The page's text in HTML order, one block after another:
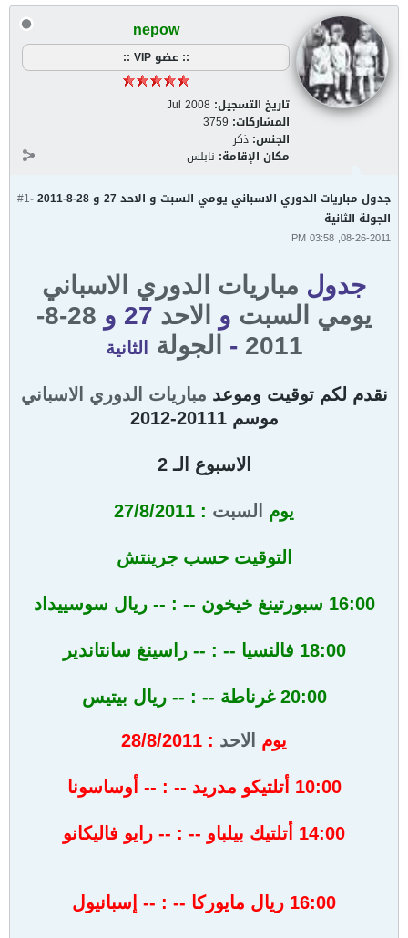
nepow
:: عضو VIP ::
تاريخ التسجيل: Jul 2008
المشاركات: 3759
الجنس: ذكر
مكان الإقامة: نابلس
#1جدول مباريات الدوري الاسباني يومي السبت و الاحد 27 و 28-8-2011 -
الجولة الثانية
08-26-2011, 03:58 PM
جدول مباريات الدوري الاسباني
يومي
السبت و الاحد 27 و
28-8-
2011
- الجولة الثانية
نقدم لكم توقيت وموعد مباريات الدوري الاسباني
موسم 20111-2012
الاسبوع الـ 2
يوم السبت : 27/8/2011
التوقيت حسب جرينتش
16:00 سبورتينغ خيخون -- : -- ريال سوسييداد
18:00 فالنسيا -- : -- راسينغ سانتاندير
20:00 غرناطة -- : -- ريال بيتيس
يوم الاحد : 28/8/2011
10:00 أتلتيكو مدريد -- : -- أوساسونا
14:00 أتلتيك بيلباو -- : -- رايو فاليكانو
16:00 ريال مايوركا -- : -- إسبانيول